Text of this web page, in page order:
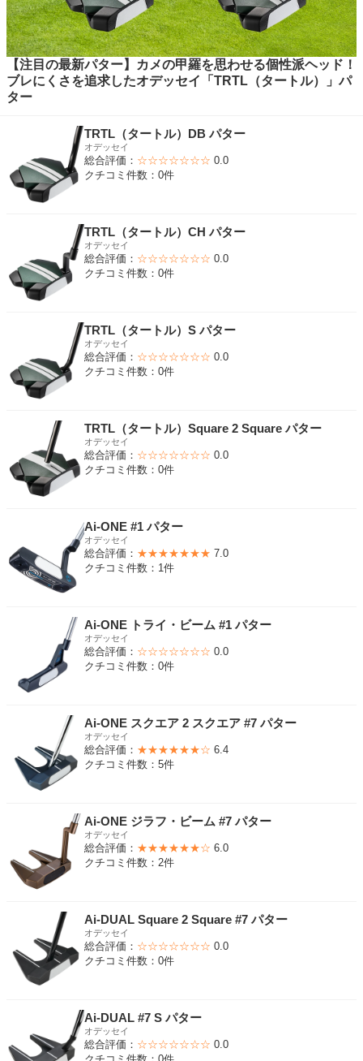
【注目の最新パター】カメの甲羅を思わせる個性派ヘッド！
ブレにくさを追求したオデッセイ「TRTL（タートル）」パ
ター
TRTL（タートル）DB パター
オデッセイ
総合評価： ☆☆☆☆☆☆☆ 0.0
クチコミ件数：0件
TRTL（タートル）CH パター
オデッセイ
総合評価： ☆☆☆☆☆☆☆ 0.0
クチコミ件数：0件
TRTL（タートル）S パター
オデッセイ
総合評価： ☆☆☆☆☆☆☆ 0.0
クチコミ件数：0件
TRTL（タートル）Square 2 Square パター
オデッセイ
総合評価： ☆☆☆☆☆☆☆ 0.0
クチコミ件数：0件
Ai-ONE #1 パター
オデッセイ
総合評価： ★★★★★★★ 7.0
クチコミ件数：1件
Ai-ONE トライ・ビーム #1 パター
オデッセイ
総合評価： ☆☆☆☆☆☆☆ 0.0
クチコミ件数：0件
Ai-ONE スクエア 2 スクエア #7 パター
オデッセイ
総合評価： ★★★★★★☆ 6.4
クチコミ件数：5件
Ai-ONE ジラフ・ビーム #7 パター
オデッセイ
総合評価： ★★★★★★☆ 6.0
クチコミ件数：2件
Ai-DUAL Square 2 Square #7 パター
オデッセイ
総合評価： ☆☆☆☆☆☆☆ 0.0
クチコミ件数：0件
Ai-DUAL #7 S パター
オデッセイ
総合評価： ☆☆☆☆☆☆☆ 0.0